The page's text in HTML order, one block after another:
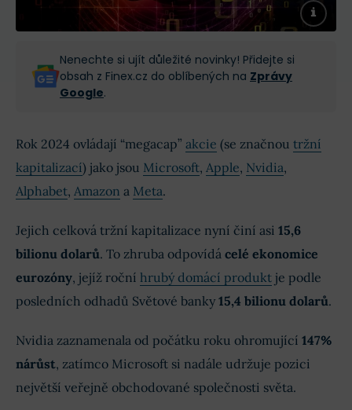
Nenechte si ujít důležité novinky! Přidejte si
obsah z Finex.cz do oblíbených na Zprávy
Google.
Rok 2024 ovládají “megacap” akcie (se značnou tržní
kapitalizací) jako jsou Microsoft, Apple, Nvidia,
Alphabet, Amazon a Meta.
Jejich celková tržní kapitalizace nyní činí asi 15,6
bilionu dolarů. To zhruba odpovídá celé ekonomice
eurozóny, jejíž roční hrubý domácí produkt je podle
posledních odhadů Světové banky 15,4 bilionu dolarů.
Nvidia zaznamenala od počátku roku ohromující 147%
nárůst, zatímco Microsoft si nadále udržuje pozici
největší veřejně obchodované společnosti světa.